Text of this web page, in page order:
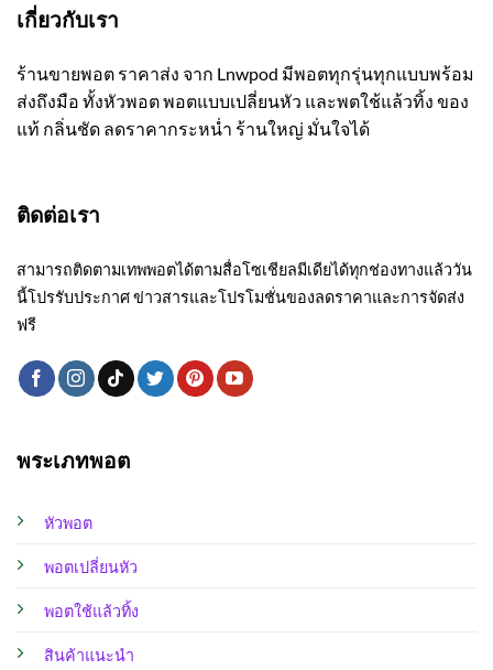
เกี่ยวกับเรา
ร้านขายพอต ราคาส่ง จาก Lnwpod มีพอตทุกรุ่นทุกแบบพร้อม
ส่งถึงมือ ทั้งหัวพอต พอตแบบเปลี่ยนหัว และพตใช้แล้วทิ้ง ของ
แท้ กลิ่นชัด ลดราคากระหน่ำ ร้านใหญ่ มั่นใจได้
พระเภทพอต
หัวพอต
พอตเปลี่ยนหัว
พอตใช้แล้วทิ้ง
สินค้าแนะนำ
ติดต่อเรา
สามารถติดตามเทพพอตได้ตามสื่อโซเชียลมีเดียได้ทุกช่องทางแล้ววัน
นี้โปรรับประกาศ ข่าวสารและโปรโมชั่นของลดราคาและการจัดส่ง
ฟรี